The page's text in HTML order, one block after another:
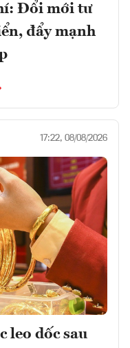
Đổi mới tư
đẩy mạnh
17:22, 08/08/2026
leo dốc sau